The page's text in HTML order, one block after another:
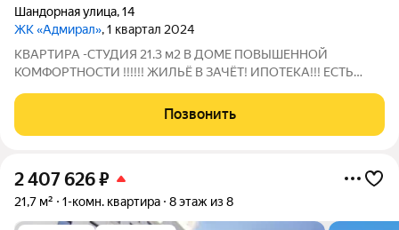
Шандорная улица,14
ЖК «Адмирал», 1 квартал 2024
КВАРТИРА -СТУДИЯ 21.3 м2 В ДОМЕ ПОВЫШЕННОЙ
КОМФОРТНОСТИ !!!!!! ЖИЛЬЁ В ЗАЧЁТ! ИПОТЕКА!!! ЕСТЬ
5% от стоимости квартиры)!!! - ипотека 12.9%! - сертификаты
ВСЕ КВАРТИРЫ С ОТДЕЛКОЙ ПОД КЛЮЧ !!! Что
Позвонить
2 407 626₽
21,7 м² 1-комн. квартира 8 этаж из 8